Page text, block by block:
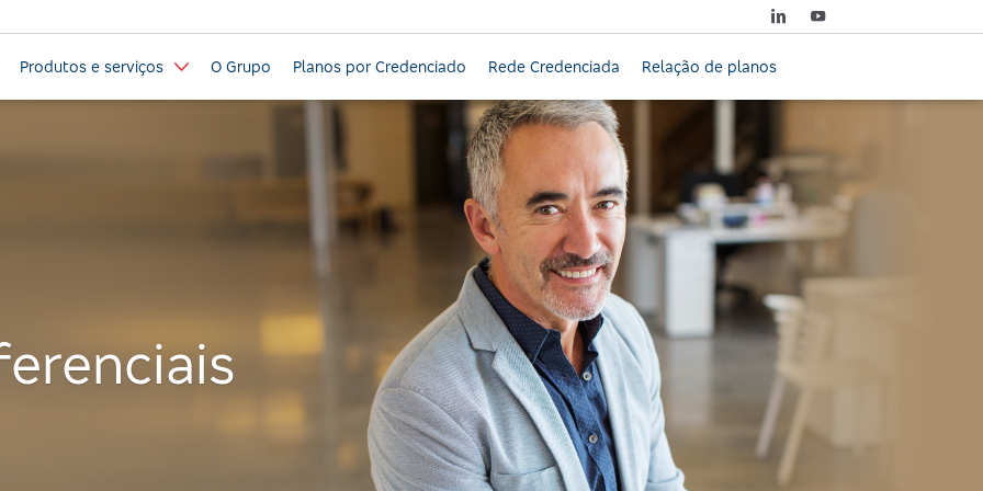
Produtos e serviços O Grupo Planos por Credenciado Rede Credenciada Relação de planos